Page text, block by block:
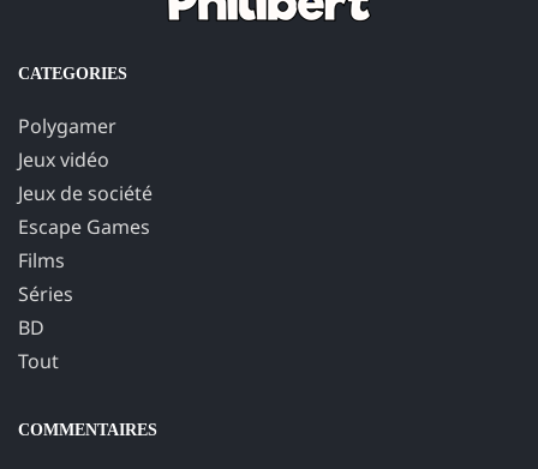
CATEGORIES
Polygamer
Jeux vidéo
Jeux de société
Escape Games
Films
Séries
BD
Tout
COMMENTAIRES